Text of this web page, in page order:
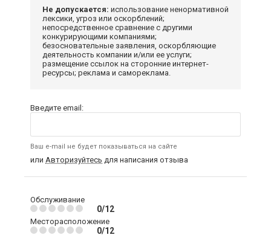
Не допускается: использование ненормативной
лексики, угроз или оскорблений;
непосредственное сравнение с другими
конкурирующими компаниями;
безосновательные заявления, оскорбляющие
деятельность компании и/или ее услуги;
размещение ссылок на сторонние интернет-
ресурсы; реклама и самореклама.
Введите email:
Ваш e-mail не будет показываться на сайте
или Авторизуйтесь для написания отзыва
Обслуживание
0/12
Месторасположение
0/12